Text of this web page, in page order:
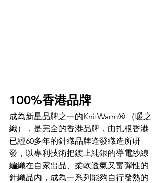
100%香港品牌
成為新星品牌之一的KnitWarm® （暖之
織），是完全的香港品牌，由扎根香港
已經60多年的針織品牌逢發織造所研
發，以專利技術把鍍上純銀的導電紗線
編織在自家出品、柔軟透氣又富彈性的
針織品內，成為一系列能夠自行發熱的